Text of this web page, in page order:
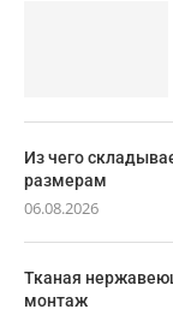
Из чего
размерам
06.08.2026
Тканая
монтаж